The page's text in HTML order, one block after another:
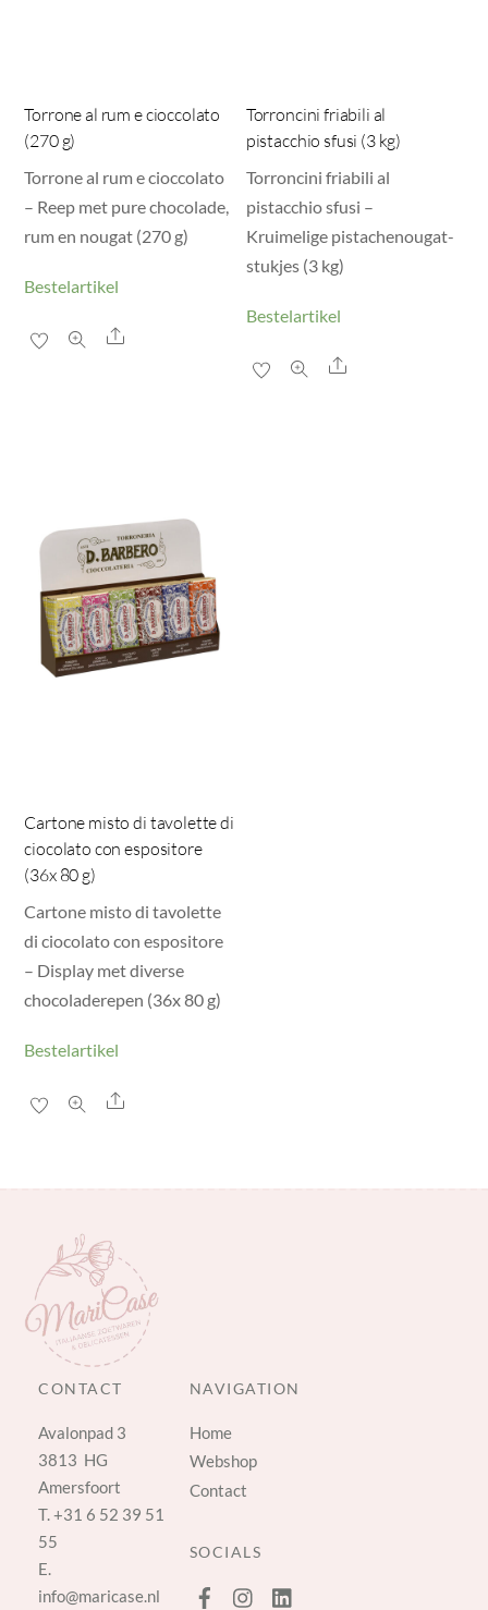
Torrone al rum e cioccolato
(270 g)
Torrone al rum e cioccolato
– Reep met pure chocolade,
rum en nougat (270 g)
Bestelartikel
Share
Torroncini friabili al
pistacchio sfusi (3 kg)
Torroncini friabili al
pistacchio sfusi –
Kruimelige pistachenougat-
stukjes (3 kg)
Bestelartikel
Share
Cartone misto di tavolette di
ciocolato con espositore
(36x 80 g)
Cartone misto di tavolette
di ciocolato con espositore
– Display met diverse
chocoladerepen (36x 80 g)
Bestelartikel
Share
CONTACT
Avalonpad 3
3813 HG
Amersfoort
T.+31 6 52 39 51
55
E.
info@maricase.nl
NAVIGATION
Home
Webshop
Contact
SOCIALS